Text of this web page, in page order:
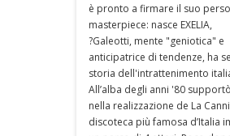
è pronto a firmare il suo
masterpiece: nasce EXELIA,
?Galeotti, mente "geniotica" e
anticipatrice di tendenze, ha
storia dell'intrattenimento
All’alba degli anni '80
nella realizzazione de La
discoteca più famosa d’Italia